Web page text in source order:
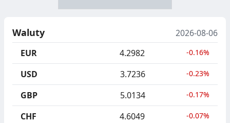
N
E
,
S
E
B
C
J
A
Waluty
2026-08-06
EUR
4.2982 -0.16%
USD 3.7236 -0.23%
GBP 5.0134 -0.17%
CHF 4.6049 -0.07%